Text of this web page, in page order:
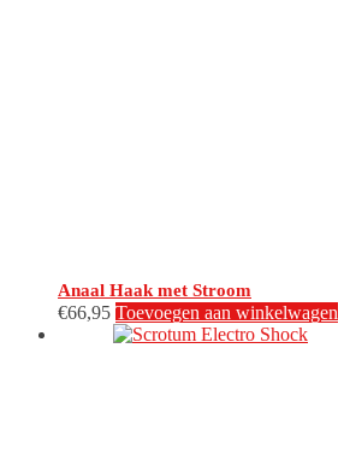
Anaal Haak met Stroom
€66,95 Toevoegen aan winkelwagen